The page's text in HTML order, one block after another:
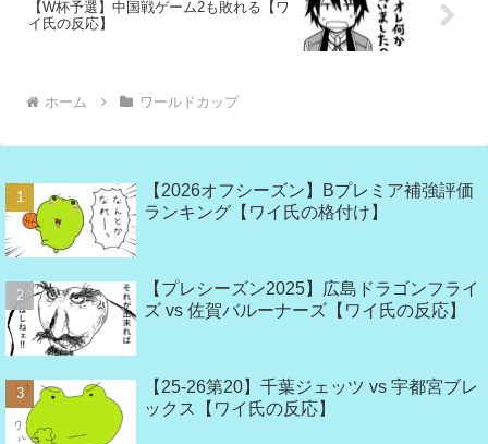
【W杯予選】中国戦ゲーム2も敗れる【ワ
イ氏の反応】
ホーム ワールドカップ
【2026オフシーズン】Bプレミア補強評価
ランキング【ワイ氏の格付け】
【プレシーズン2025】広島ドラゴンフライ
ズ vs 佐賀バルーナーズ【ワイ氏の反応】
【25-26第20】千葉ジェッツ vs 宇都宮ブレ
ックス【ワイ氏の反応】